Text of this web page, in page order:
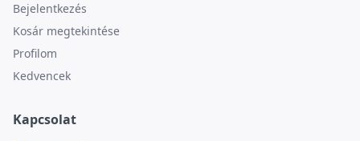
Bejelentkezés
Kosár megtekintése
Profilom
Kedvencek
Kapcsolat